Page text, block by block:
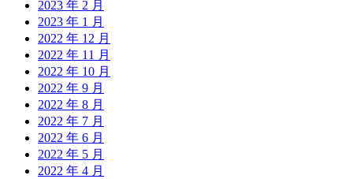
2023 年 2 月
2023 年 1 月
2022 年 12 月
2022 年 11 月
2022 年 10 月
2022 年 9 月
2022 年 8 月
2022 年 7 月
2022 年 6 月
2022 年 5 月
2022 年 4 月